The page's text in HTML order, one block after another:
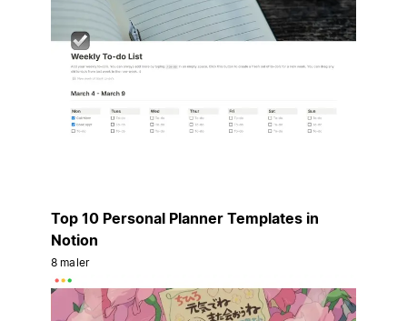
Top 10 Personal Planner Templates in
Notion
8 maler